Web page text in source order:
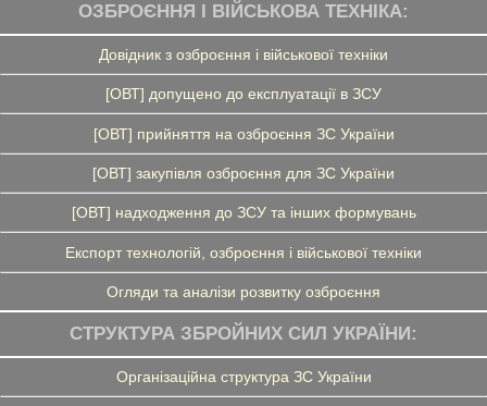
ОЗБРОЄННЯ І ВІЙСЬКОВА ТЕХНІКА:
Довідник з озброєння і військової техніки
[ОВТ] допущено до експлуатації в ЗСУ
[ОВТ] прийняття на озброєння ЗС України
[ОВТ] закупівля озброєння для ЗС України
[ОВТ] надходження до ЗСУ та інших формувань
Експорт технологій, озброєння і військової техніки
Огляди та аналізи розвитку озброєння
СТРУКТУРА ЗБРОЙНИХ СИЛ УКРАЇНИ:
Організаційна структура ЗС України